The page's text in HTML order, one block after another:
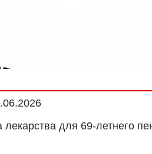
лекарства для 69-